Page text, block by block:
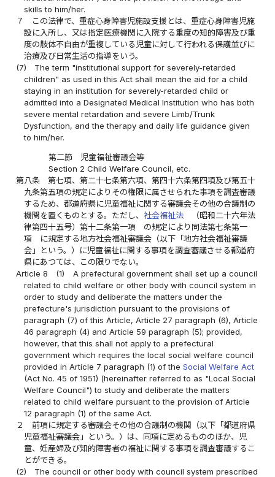
skills to him/her.
７
この法律で、重症心身障害児施設支援とは、重症心身障害児施
設に入所し、又は指定医療機関に入院する重度の知的障害及び重
度の肢体不自由が重複している児童に対して行われる保護並びに
治療及び日常生活の指導をいう。
(7)
The term "institutional support for severely-retarded
children" as used in this Act shall mean the aid for a child
staying in an institution for severely-retarded child or
admitted into a Designated Medical Institution who has both
severe mental retardation and severe Limb/Trunk
Dysfunction, and the therapy and daily life guidance given
to him/her.
第二節 児童福祉審議会等
Section 2 Child Welfare Council, etc.
第八条
第七項、第二十七条第六項、第四十六条第四項及び第五十
九条第五項の規定によりその権限に属させられた事項を調査審議
するため、都道府県に児童福祉に関する審議会その他の合議制の
機関を置くものとする。ただし、社会福祉法 （昭和二十六年法
律第四十五号）第十二条第一項 の規定により同法第七条第一
項 に規定する地方社会福祉審議会（以下「地方社会福祉審議
会」という。）に児童福祉に関する事項を調査審議させる都道府
県にあつては、この限りでない。
Article 8
(1)
A prefectural government shall set up a council
related to child welfare or other body with council system in
order to study and deliberate the matters under the
prefecture's jurisdiction pursuant to the provisions of
paragraph (7) of this Article, Article 27 paragraph (6), Article
46 paragraph (4) and Article 59 paragraph (5); provided,
however, that this shall not apply to a prefectural
government which requires the local social welfare council
provided in Article 7 paragraph (1) of theSocial Welfare Act
(Act No. 45 of 1951) (hereinafter referred to as "Local Social
Welfare Council") to study and deliberate the matters
related to child welfare pursuant to the provision of Article
12 paragraph (1) of the same Act.
２
前項に規定する審議会その他の合議制の機関（以下「都道府県
児童福祉審議会」という。）は、同項に定めるもののほか、児
童、妊産婦及び知的障害者の福祉に関する事項を調査審議するこ
とができる。
(2)
The council or other body with council system prescribed